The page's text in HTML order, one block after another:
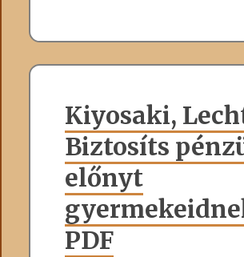
Kiyosaki,
Biztosíts
előnyt
PDF